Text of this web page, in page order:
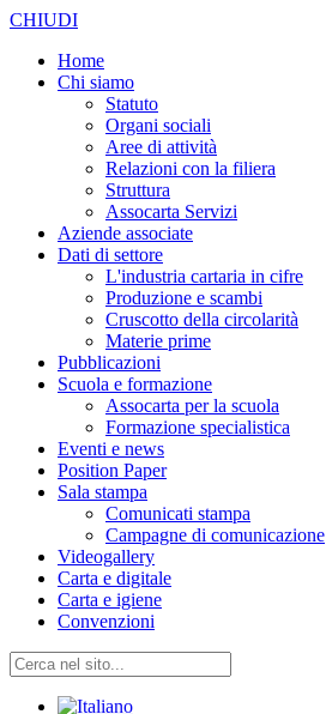
CHIUDI
Home
Chi siamo
Statuto
Organi sociali
Aree di attività
Relazioni con la filiera
Struttura
Assocarta Servizi
Aziende associate
Dati di settore
L'industria cartaria in cifre
Produzione e scambi
Cruscotto della circolarità
Materie prime
Pubblicazioni
Scuola e formazione
Assocarta per la scuola
Formazione specialistica
Eventi e news
Position Paper
Sala stampa
Comunicati stampa
Campagne di comunicazione
Videogallery
Carta e digitale
Carta e igiene
Convenzioni